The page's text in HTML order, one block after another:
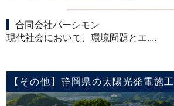
合同会社パーシモン
現代社会において、環境問題とエ....
【その他】静岡県の太陽光発電施